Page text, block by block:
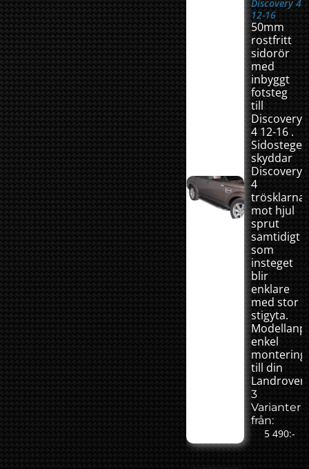
Discovery 4
12-16
50mm
rostfritt
sidorör
med
inbyggt
fotsteg
till
Discovery
4 12-16 .
Sidostegen
skyddar
Discovery
4
trösklarna
mot hjul
sprut
samtidigt
som
insteget
blir
enklare
med stor
stigyta.
enkel
montering
till din
Landrover.
3
Varianter
från:
5 490:-